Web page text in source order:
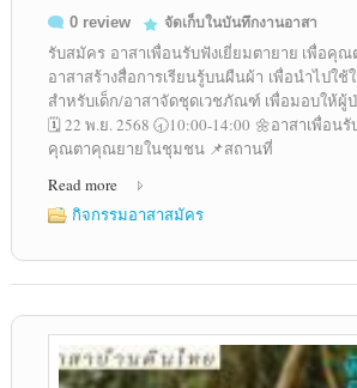
0 review
จัดเก็บในบันทึกงานอาสา
รับสมัคร อาสาเพื่อนรับฟังเยี่ยมตายาย เพื่อ
อาสาสร้างสื่อการเรียนรู้บนผืนผ้า เพื่อนำไปใช้
สำหรับเด็ก/อาสาจัดชุดเวชภัณฑ์ เพื่อมอบให้ผู้
🗓️ 22 พ.ย. 2568 🕣10:00-14:00 🌼อาสาเพื่อน
คุณตาคุณยายในชุมชน 📌สถานที่
Read more
กิจกรรมอาสาสมัคร